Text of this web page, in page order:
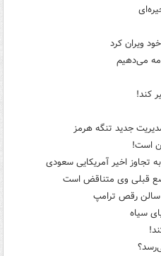
ویران کرد
می‌دهیم
کند!
جدید تنگه هرمز
است!
تجاوز اخیر آمریکایی سعودی
قبلی وی متناقض است
سالن رقص ترامپ
سیاه